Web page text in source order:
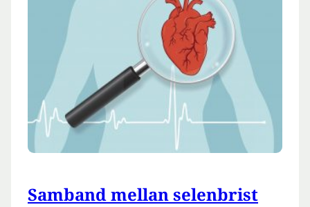
Samband mellan selenbrist